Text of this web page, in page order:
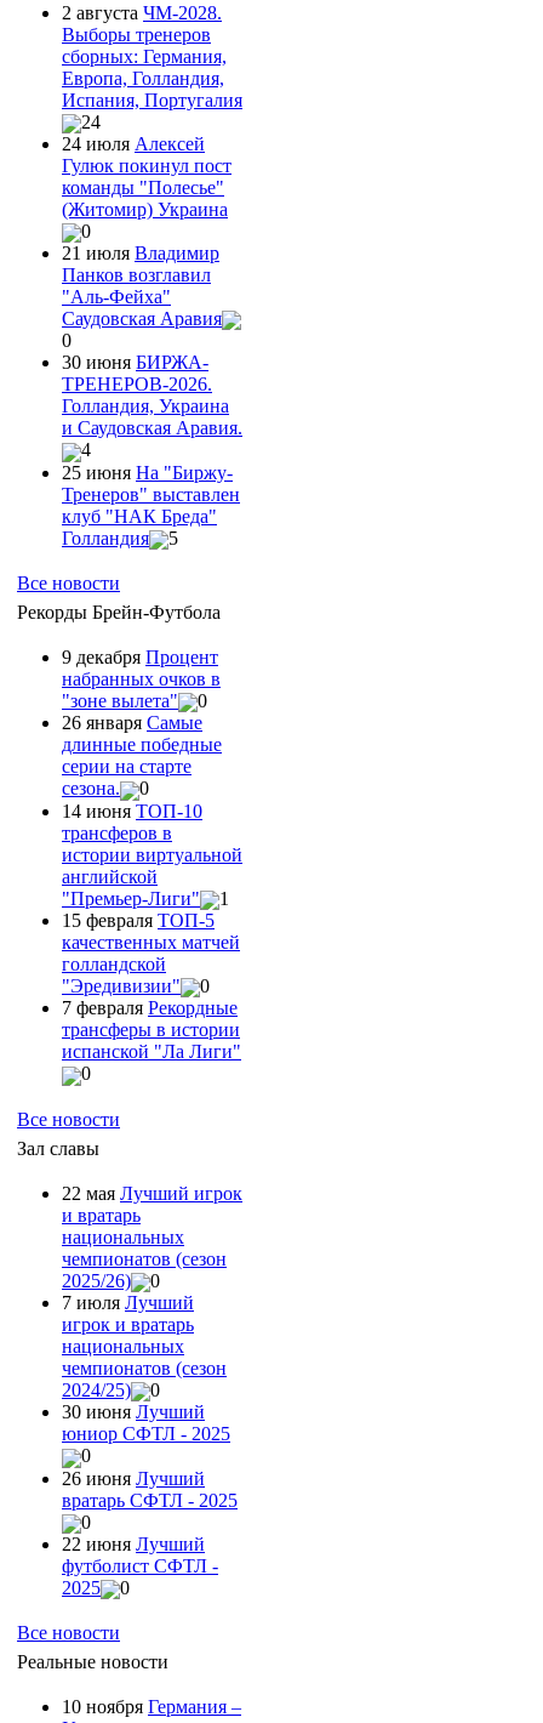
2 августа ЧМ-2028.
Выборы тренеров
сборных: Германия,
Европа, Голландия,
Испания, Португалия
24
24 июля Алексей
Гулюк покинул пост
команды "Полесье"
(Житомир) Украина
0
21 июля Владимир
Панков возглавил
"Аль-Фейха"
Саудовская Аравия
0
30 июня БИРЖА-
ТРЕНЕРОВ-2026.
Голландия, Украина
и Саудовская Аравия.
4
25 июня На "Биржу-
Тренеров" выставлен
клуб "НАК Бреда"
Голландия
5
Все новости
Рекорды Брейн-Футбола
9 декабря Процент
набранных очков в
"зоне вылета"
0
26 января Самые
длинные победные
серии на старте
сезона.
0
14 июня ТОП-10
трансферов в
истории виртуальной
английской
"Премьер-Лиги"
1
15 февраля ТОП-5
качественных матчей
голландской
"Эредивизии"
0
7 февраля Рекордные
трансферы в истории
испанской "Ла Лиги"
0
Все новости
Зал славы
22 мая Лучший игрок
и вратарь
национальных
чемпионатов (сезон
2025/26)
0
7 июля Лучший
игрок и вратарь
национальных
чемпионатов (сезон
2024/25)
0
30 июня Лучший
юниор СФТЛ - 2025
0
26 июня Лучший
вратарь СФТЛ - 2025
0
22 июня Лучший
футболист СФТЛ -
2025
0
Все новости
Реальные новости
10 ноября Германия –